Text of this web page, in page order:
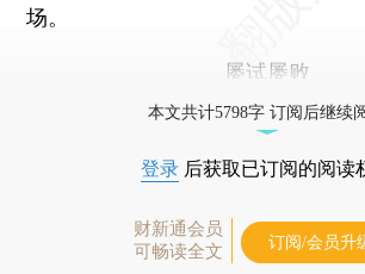
场。
屡试屡败
本文共计5798字 订阅后继续
登录 后获取已订阅的阅读
财新通会员
可畅读全文
订阅/会员升